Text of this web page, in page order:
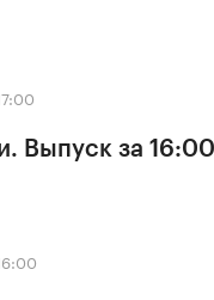
Выпуск за